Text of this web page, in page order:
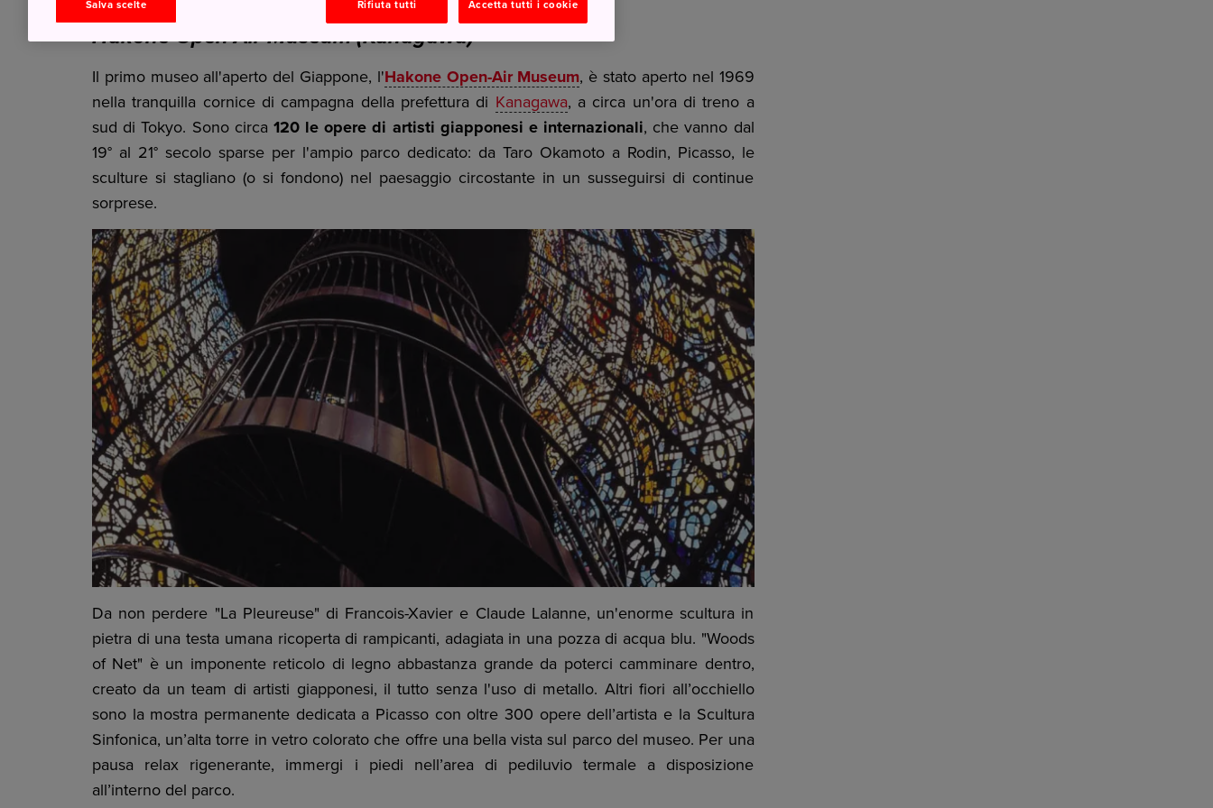
Hakone Open Air Museum (Kanagawa)
Il primo museo all'aperto del Giappone, l'Hakone Open-Air Museum, è stato aperto nel 1969
nella tranquilla cornice di campagna della prefettura di Kanagawa, a circa un'ora di treno a
sud di Tokyo. Sono circa 120 le opere di artisti giapponesi e internazionali, che vanno dal
19° al 21° secolo sparse per l'ampio parco dedicato: da Taro Okamoto a Rodin, Picasso, le
sculture si stagliano (o si fondono) nel paesaggio circostante in un susseguirsi di continue
sorprese.
Da non perdere "La Pleureuse" di Francois-Xavier e Claude Lalanne, un'enorme scultura in
pietra di una testa umana ricoperta di rampicanti, adagiata in una pozza di acqua blu. "Woods
of Net" è un imponente reticolo di legno abbastanza grande da poterci camminare dentro,
creato da un team di artisti giapponesi, il tutto senza l'uso di metallo. Altri fiori all’occhiello
sono la mostra permanente dedicata a Picasso con oltre 300 opere dell’artista e la Scultura
Sinfonica, un’alta torre in vetro colorato che offre una bella vista sul parco del museo. Per una
pausa relax rigenerante, immergi i piedi nell’area di pediluvio termale a disposizione
all’interno del parco.
Salva scelte Rifiuta tutti Accetta tutti i cookie